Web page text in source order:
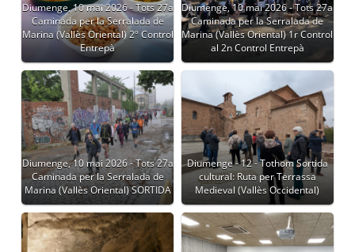
Diumenge, 10 mai 2026 - Tots 27a
Caminada per la Serralada de
Marina (Vallès Oriental) 2º Control
Entrepà
Diumenge, 10 mai 2026 - Tots 27a
Caminada per la Serralada de
Marina (Vallès Oriental) 1r Control
al 2n Control Entrepà
Diumenge, 10 mai 2026 - Tots 27a
Caminada per la Serralada de
Marina (Vallès Oriental) SORTIDA
Diumenge - 12 - Tothom Sortida
cultural: Ruta per Terrassa
Medieval (Vallès Occidental)